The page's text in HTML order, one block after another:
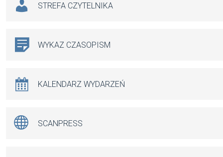
STREFA CZYTELNIKA
WYKAZ CZASOPISM
KALENDARZ WYDARZEŃ
SCANPRESS